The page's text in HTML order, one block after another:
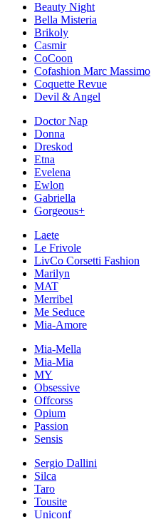
Beauty Night
Bella Misteria
Brikoly
Casmir
CoCoon
Cofashion Marc Massimo
Coquette Revue
Devil & Angel
Doctor Nap
Donna
Dreskod
Etna
Evelena
Ewlon
Gabriella
Gorgeous+
Laete
Le Frivole
LivCo Corsetti Fashion
Marilyn
MAT
Merribel
Me Seduce
Mia-Amore
Mia-Mella
Mia-Mia
MY
Obsessive
Offcorss
Opium
Passion
Sensis
Sergio Dallini
Silca
Taro
Tousite
Uniconf